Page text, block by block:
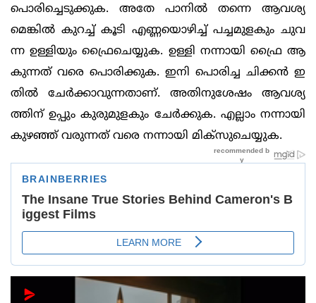
പൊരിച്ചെടുക്കുക. അതേ പാനില്‍ തന്നെ ആവശ്യ
മെങ്കില്‍ കുറച്ച് കൂടി എണ്ണയൊഴിച്ച് പച്ചമുളകും ചുവ
ന്ന ഉള്ളിയും ഫ്രൈചെയ്യുക. ഉള്ളി നന്നായി ഫ്രൈ ആ
കുന്നത് വരെ പൊരിക്കുക. ഇനി പൊരിച്ച ചിക്കന്‍ ഇ
തില്‍ ചേര്‍ക്കാവുന്നതാണ്. അതിനുശേഷം ആവശ്യ
ത്തിന് ഉപ്പും കുരുമുളകും ചേര്‍ക്കുക. എല്ലാം നന്നായി
കുഴഞ്ഞ് വരുന്നത് വരെ നന്നായി മിക്സുചെയ്യുക.